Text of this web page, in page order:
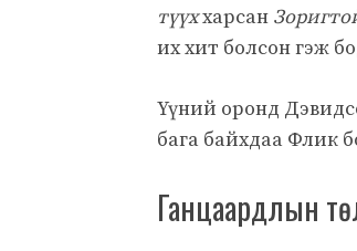
түүххарсан
их хит болсон гэж
Үүний оронд
бага байхдаа Флик
Ганцаардлын